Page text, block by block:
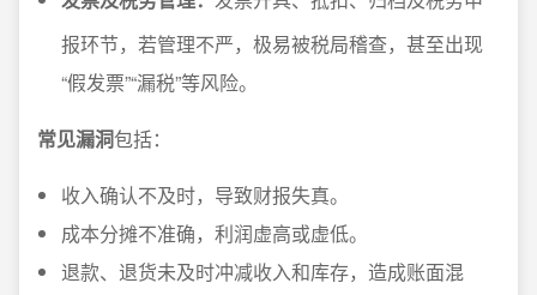
报环节，若管理不严，极易被税局稽查，甚至出现
“假发票”“漏税”等风险。
常见漏洞包括：
收入确认不及时，导致财报失真。
成本分摊不准确，利润虚高或虚低。
退款、退货未及时冲减收入和库存，造成账面混